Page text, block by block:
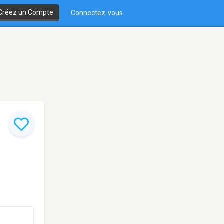
un Compte Connectez-vous